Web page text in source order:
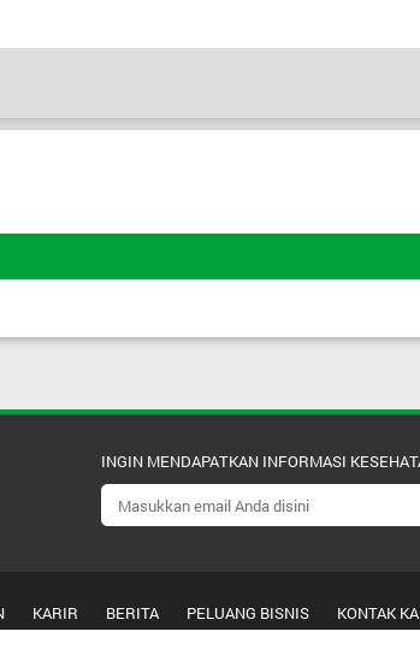
INGIN MENDAPATKAN INFORMASI
KARIR BERITA PELUANG BISNIS KONTAK